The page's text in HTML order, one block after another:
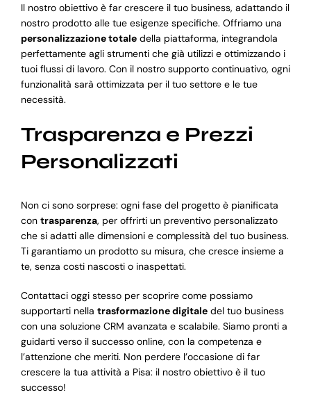
Il nostro obiettivo è far crescere il tuo business, adattando il
nostro prodotto alle tue esigenze specifiche. Offriamo una
personalizzazione totaledella piattaforma, integrandola
perfettamente agli strumenti che già utilizzi e ottimizzando i
tuoi flussi di lavoro. Con il nostro supporto continuativo, ogni
funzionalità sarà ottimizzata per il tuo settore e le tue
necessità.
Trasparenza e Prezzi
Personalizzati
Non ci sono sorprese: ogni fase del progetto è pianificata
con trasparenza, per offrirti un preventivo personalizzato
che si adatti alle dimensioni e complessità del tuo business.
Ti garantiamo un prodotto su misura, che cresce insieme a
te, senza costi nascosti o inaspettati.
Contattaci oggi stesso per scoprire come possiamo
supportarti nella trasformazione digitaledel tuo business
con una soluzione CRM avanzata e scalabile. Siamo pronti a
guidarti verso il successo online, con la competenza e
l’attenzione che meriti. Non perdere l’occasione di far
crescere la tua attività a Pisa: il nostro obiettivo è il tuo
successo!